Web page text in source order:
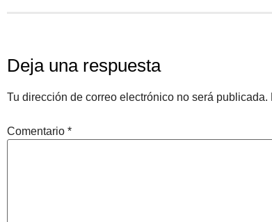
Deja una respuesta
Tu dirección de correo electrónico no será publicada.
Comentario *